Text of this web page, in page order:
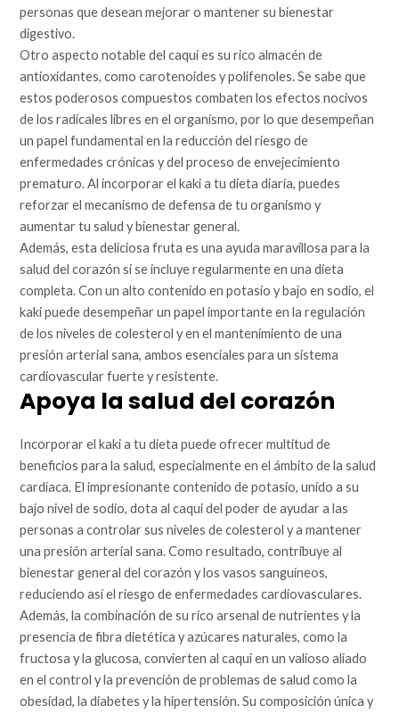
personas que desean mejorar o mantener su bienestar
digestivo.
Otro aspecto notable del caqui es su rico almacén de
antioxidantes, como carotenoides y polifenoles. Se sabe que
estos poderosos compuestos combaten los efectos nocivos
de los radicales libres en el organismo, por lo que desempeñan
un papel fundamental en la reducción del riesgo de
enfermedades crónicas y del proceso de envejecimiento
prematuro. Al incorporar el kaki a tu dieta diaria, puedes
reforzar el mecanismo de defensa de tu organismo y
aumentar tu salud y bienestar general.
Además, esta deliciosa fruta es una ayuda maravillosa para la
salud del corazón si se incluye regularmente en una dieta
completa. Con un alto contenido en potasio y bajo en sodio, el
kaki puede desempeñar un papel importante en la regulación
de los niveles de colesterol y en el mantenimiento de una
presión arterial sana, ambos esenciales para un sistema
cardiovascular fuerte y resistente.
Apoya la salud del corazón
Incorporar el kaki a tu dieta puede ofrecer multitud de
beneficios para la salud, especialmente en el ámbito de la salud
cardíaca. El impresionante contenido de potasio, unido a su
bajo nivel de sodio, dota al caqui del poder de ayudar a las
personas a controlar sus niveles de colesterol y a mantener
una presión arterial sana. Como resultado, contribuye al
bienestar general del corazón y los vasos sanguíneos,
reduciendo así el riesgo de enfermedades cardiovasculares.
Además, la combinación de su rico arsenal de nutrientes y la
presencia de fibra dietética y azúcares naturales, como la
fructosa y la glucosa, convierten al caqui en un valioso aliado
en el control y la prevención de problemas de salud como la
obesidad, la diabetes y la hipertensión. Su composición única y